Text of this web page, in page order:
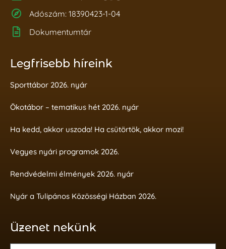
Adószám: 18390423-1-04
Dokumentumtár
Legfrisebb híreink
Sporttábor 2026. nyár
Ökotábor – tematikus hét 2026. nyár
Ha kedd, akkor uszoda! Ha csütörtök, akkor mozi!
Vegyes nyári programok 2026.
Rendvédelmi élmények 2026. nyár
Nyár a Tulipános Közösségi Házban 2026.
Üzenet nekünk